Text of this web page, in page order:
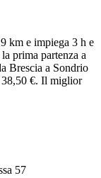
km e impiega 3 h e
prima partenza a
Brescia a Sondrio
€. Il miglior
57